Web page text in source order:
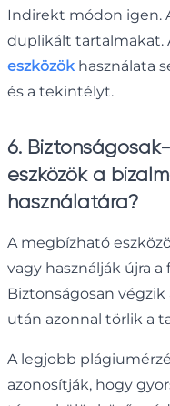
Indirekt módon igen.
duplikált tartalmakat.
eszközök használata
és a tekintélyt.
6.
eszközök a
használatára?
A megbízható
vagy használják újra
Biztonságosan végzik
után azonnal törlik a
A legjobb
azonosítják, hogy